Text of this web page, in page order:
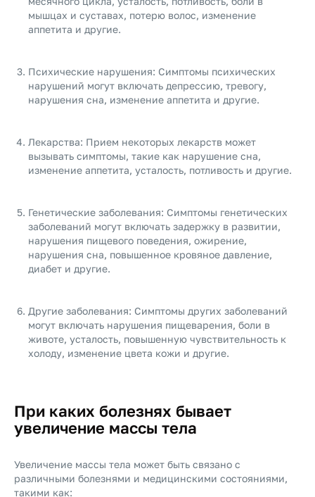
мышцах и суставах, потерю волос, изменение
аппетита и другие.
Психические нарушения: Симптомы психических
нарушений могут включать депрессию, тревогу,
нарушения сна, изменение аппетита и другие.
Лекарства: Прием некоторых лекарств может
вызывать симптомы, такие как нарушение сна,
изменение аппетита, усталость, потливость и другие.
Генетические заболевания: Симптомы генетических
заболеваний могут включать задержку в развитии,
нарушения пищевого поведения, ожирение,
нарушения сна, повышенное кровяное давление,
диабет и другие.
Другие заболевания: Симптомы других заболеваний
могут включать нарушения пищеварения, боли в
животе, усталость, повышенную чувствительность к
холоду, изменение цвета кожи и другие.
При каких болезнях бывает
увеличение массы тела
Увеличение массы тела может быть связано с
различными болезнями и медицинскими состояниями,
такими как: